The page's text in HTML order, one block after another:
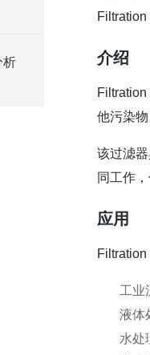
析 介绍
他污染
该过滤
同工作
应用
工业
液体
水处